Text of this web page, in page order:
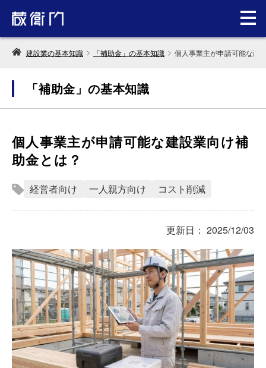
建設業の基本知識 「補助金」の基本知識 個人事業主が申請可能な建
「補助金」の基本知識
個人事業主が申請可能な建設業向け補
助金とは？
経営者向け 一人親方向け コスト削減
更新日： 2025/12/03